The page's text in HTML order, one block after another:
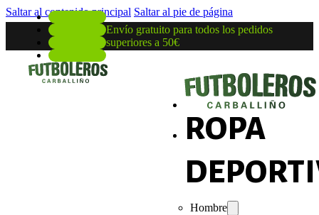
Saltar al contenido principal Saltar al pie de página
Envío gratuito para todos los pedidos
superiores a 50€
ROPA
Hombre